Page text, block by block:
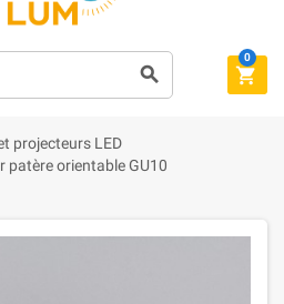
 
0
projecteurs LED
patère orientable GU10